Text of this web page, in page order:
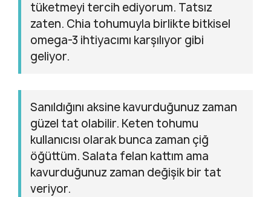
tüketmeyi tercih ediyorum. Tatsız
zaten. Chia tohumuyla birlikte bitkisel
omega-3 ihtiyacımı karşılıyor gibi
geliyor.
Sanıldığını aksine kavurduğunuz zaman
güzel tat olabilir. Keten tohumu
kullanıcısı olarak bunca zaman çiğ
öğüttüm. Salata felan kattım ama
kavurduğunuz zaman değişik bir tat
veriyor.